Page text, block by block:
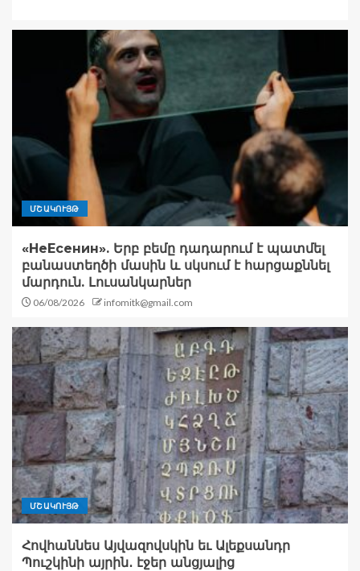
ՄՇԱԿՈՒՅԹ
«НеЕсенин». Երբ բեմը դադարում է պատմել
բանաստեղծի մասին և սկսում է հարցաքննել
մարդուն. Լուսանկարներ
06/08/2026 infomitk@gmail.com
ՄՇԱԿՈՒՅԹ
Հովհաննես Այվազովսկին եւ Ալեքսանդր
Պուշկինի այրին․ էջեր անցյալից